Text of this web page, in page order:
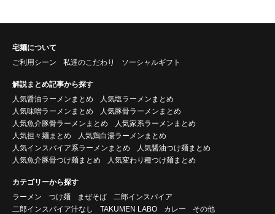
宅麺について
ご利用シーン
私達のこだわり ソーシャルギフト
解説まとめ記事から探す
人気醤油ラーメンまとめ
人気塩ラーメンまとめ
人気味噌ラーメンまとめ
人気豚骨ラーメンまとめ
人気魚介豚骨ラーメンまとめ
人気家系ラーメンまとめ
人気担々麺まとめ
人気鶏白湯ラーメンまとめ
人気インスパイア系ラーメンまとめ
人気醤油つけ麺まとめ
人気魚介豚骨つけ麺まとめ
人気変わり種つけ麺まとめ
カテゴリーから探す
ラーメン
つけ麺 まぜそば
二郎インスパイア
二郎インスパイア汁なし
TAKUMEN LABO カレー その他